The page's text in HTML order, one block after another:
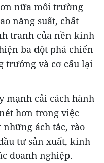
nữa môi trường
năng suất, chất
tranh của nền kinh
ba đột phá chiến
trưởng và cơ cấu lại
mạnh cải cách hành
hơn trong việc
những ách tắc, rào
tư sản xuất, kinh
doanh nghiệp.